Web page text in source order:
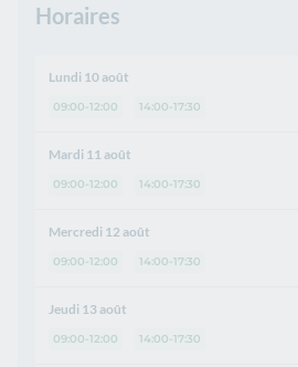
Horaires
Lundi 10 août
09:00-12:00 14:00-17:30
Mardi 11 août
09:00-12:00 14:00-17:30
Mercredi 12 août
09:00-12:00 14:00-17:30
Jeudi 13 août
09:00-12:00 14:00-17:30